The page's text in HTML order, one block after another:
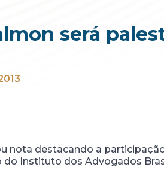
será
nota destacando a
do Instituto dos Advogados